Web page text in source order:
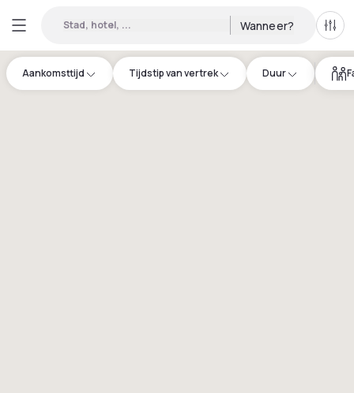
Stad, hotel, ... Wanneer?
Aankomsttijd Tijdstip van vertrek Duur